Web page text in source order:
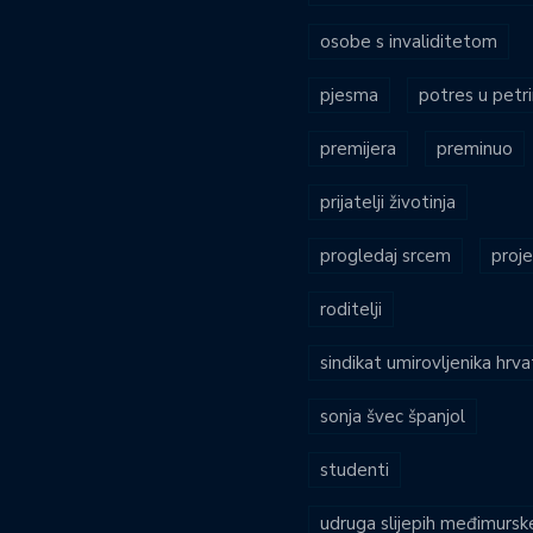
osobe s invaliditetom
pjesma potres u
premijera preminuo
prijatelji životinja
progledaj srcem
roditelji
sindikat umirovljenika
sonja švec španjol
studenti
udruga slijepih